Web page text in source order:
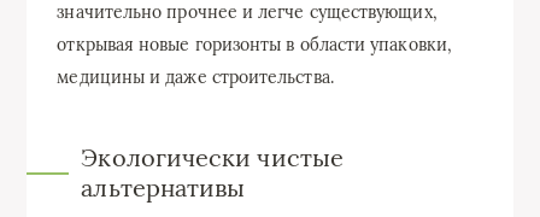
значительно прочнее и легче существующих,
открывая новые горизонты в области упаковки,
медицины и даже строительства.
Экологически чистые
альтернативы